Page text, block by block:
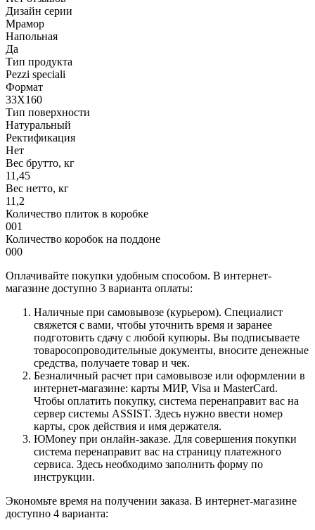
Дизайн серии
Мрамор
Напольная
Да
Тип продукта
Pezzi speciali
Формат
33X160
Тип поверхности
Натуральный
Ректификация
Нет
Вес брутто, кг
11,45
Вес нетто, кг
11,2
Количество плиток в коробке
001
Количество коробок на поддоне
000
Оплачивайте покупки удобным способом. В интернет-
магазине доступно 3 варианта оплаты:
Наличные при самовывозе (курьером). Специалист
свяжется с вами, чтобы уточнить время и заранее
подготовить сдачу с любой купюры. Вы подписываете
товаросопроводительные документы, вносите денежные
средства, получаете товар и чек.
Безналичный расчет при самовывозе или оформлении в
интернет-магазине: карты МИР, Visa и MasterCard.
Чтобы оплатить покупку, система перенаправит вас на
сервер системы ASSIST. Здесь нужно ввести номер
карты, срок действия и имя держателя.
ЮMoney при онлайн-заказе. Для совершения покупки
система перенаправит вас на страницу платежного
сервиса. Здесь необходимо заполнить форму по
инструкции.
Экономьте время на получении заказа. В интернет-магазине
доступно 4 варианта: